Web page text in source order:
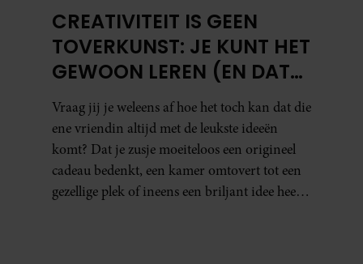
CREATIVITEIT IS GEEN
TOVERKUNST: JE KUNT HET
GEWOON LEREN (EN DAT
DOE JE ZO)
Vraag jij je weleens af hoe het toch kan dat die
ene vriendin altijd met de leukste ideeën
komt? Dat je zusje moeiteloos een origineel
cadeau bedenkt, een kamer omtovert tot een
gezellige plek of ineens een briljant idee heeft